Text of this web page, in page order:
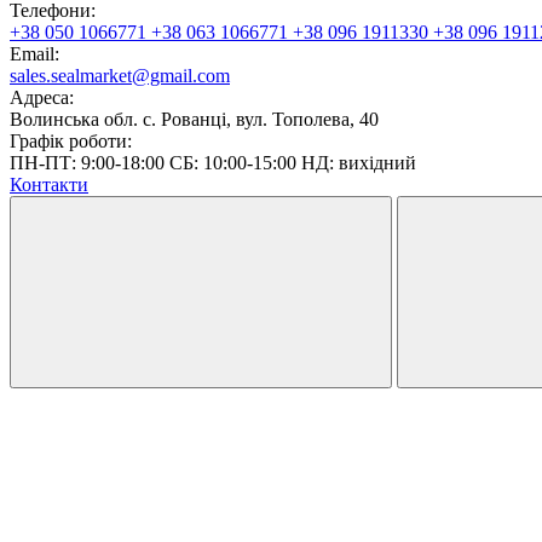
Телефони:
+38 050 1066771 +38 063 1066771 +38 096 1911330 +38 096
Email:
sales.sealmarket@gmail.com
Адреса:
Волинська обл. с. Рованці, вул. Тополева, 40
Графік роботи:
ПН-ПТ: 9:00-18:00 СБ: 10:00-15:00 НД: вихідний
Контакти